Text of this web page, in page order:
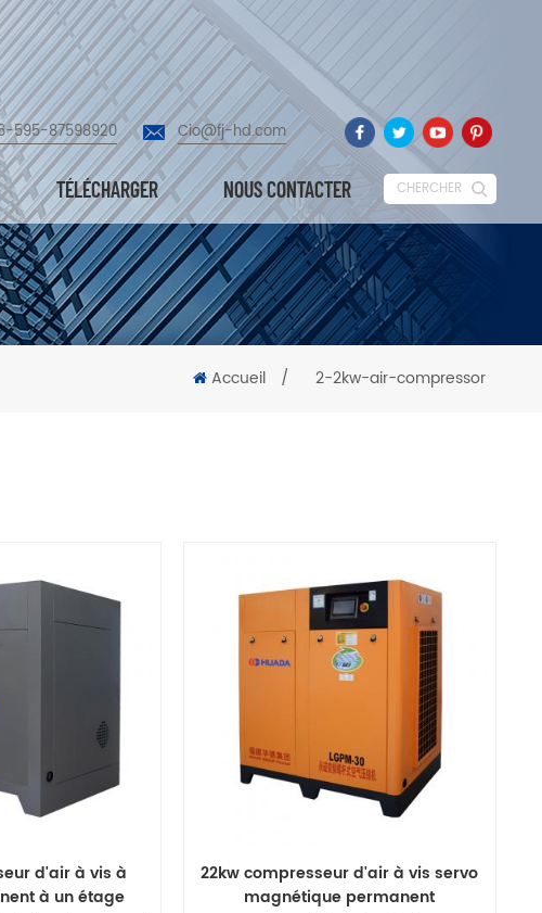
595-87598920 Cio@fj-hd.com
TÉLÉCHARGER NOUS CONTACTER CHERCHER
Accueil / 2-2kw-air-compressor
d'air à vis à
à un étage
22kw compresseur d'air à vis servo
magnétique permanent